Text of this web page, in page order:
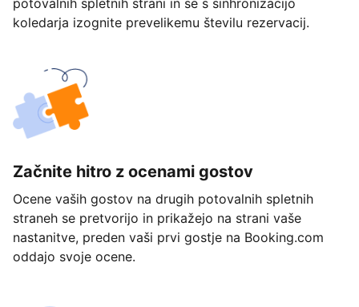
potovalnih spletnih strani in se s sinhronizacijo
koledarja izognite prevelikemu številu rezervacij.
Začnite hitro z ocenami gostov
Ocene vaših gostov na drugih potovalnih spletnih
straneh se pretvorijo in prikažejo na strani vaše
nastanitve, preden vaši prvi gostje na Booking.com
oddajo svoje ocene.